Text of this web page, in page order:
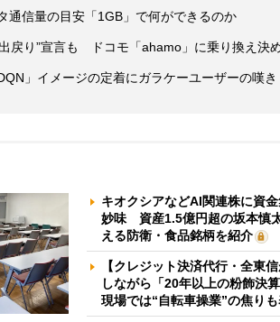
通信量の目安「1GB」で何ができるのか
戻り”宣言も ドコモ「ahamo」に乗り換え決
」イメージの定着にガラケーユーザーの嘆き
キオクシアなどAI関連株に資
妙味 資産1.5億円超の坂本慎
える防衛・食品銘柄を紹介
【クレジット決済代行・全東
しながら「20年以上の粉飾決
現場では“自転車操業”の焦り